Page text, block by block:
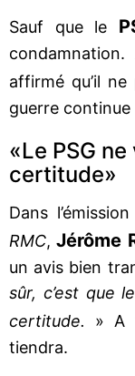
Sauf que le
condamnation.
affirmé qu’il
guerre continue
«Le PSG
certitude»
Dans l’émission
RMC,Jérôme
un avis bien
sûr, c’est que
certitude. » A
tiendra.